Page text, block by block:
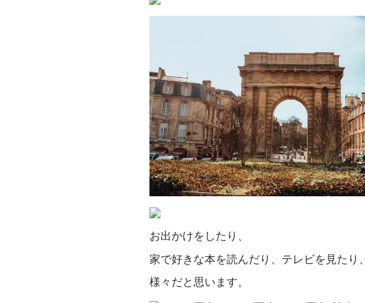
お出かけをしたり、
家で好きな本を読んだり、テレビを見たり、
様々だと思います。